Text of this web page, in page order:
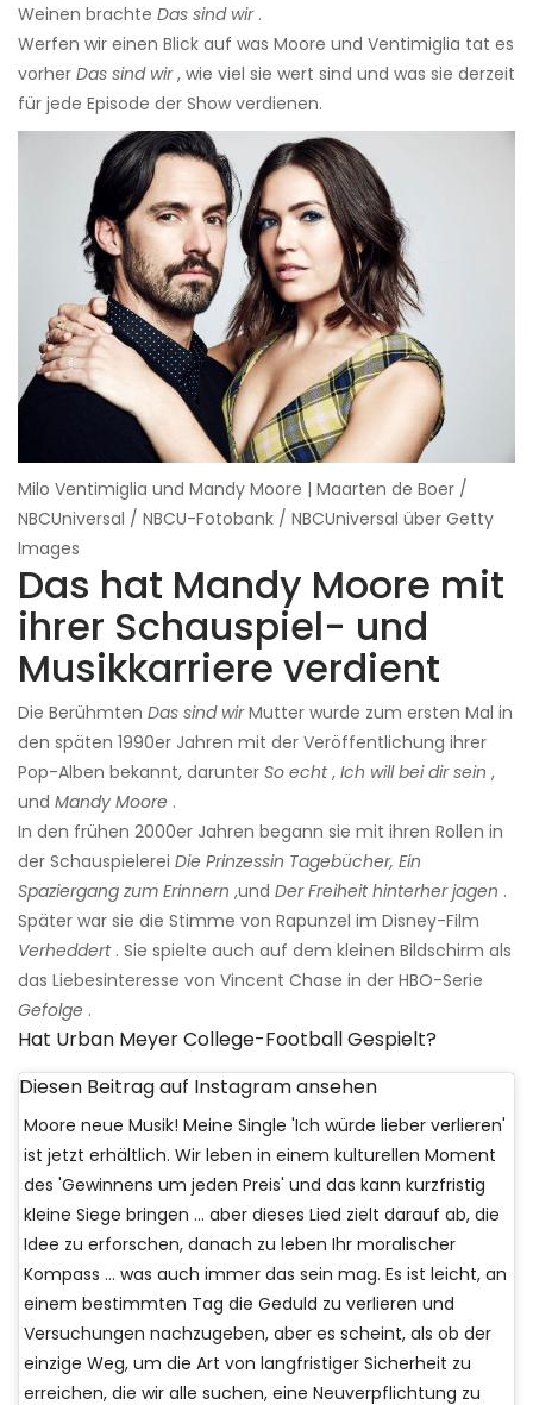
Weinen brachte Das sind wir.
Werfen wir einen Blick auf was Moore und Ventimiglia tat es
vorher Das sind wir, wie viel sie wert sind und was sie derzeit
für jede Episode der Show verdienen.
Milo Ventimiglia und Mandy Moore | Maarten de Boer /
NBCUniversal / NBCU-Fotobank / NBCUniversal über Getty
Images
Das hat Mandy Moore mit
ihrer Schauspiel- und
Musikkarriere verdient
Die Berühmten Das sind wirMutter wurde zum ersten Mal in
den späten 1990er Jahren mit der Veröffentlichung ihrer
Pop-Alben bekannt, darunter So echt, Ich will bei dir sein ,
und Mandy Moore .
In den frühen 2000er Jahren begann sie mit ihren Rollen in
der Schauspielerei Die Prinzessin Tagebücher, Ein
Spaziergang zum Erinnern ,und Der Freiheit hinterher jagen .
Später war sie die Stimme von Rapunzel im Disney-Film
Verheddert. Sie spielte auch auf dem kleinen Bildschirm als
das Liebesinteresse von Vincent Chase in der HBO-Serie
Gefolge .
Hat Urban Meyer College-Football Gespielt?
Diesen Beitrag auf Instagram ansehen
Moore neue Musik! Meine Single 'Ich würde lieber verlieren'
ist jetzt erhältlich. Wir leben in einem kulturellen Moment
des 'Gewinnens um jeden Preis' und das kann kurzfristig
kleine Siege bringen ... aber dieses Lied zielt darauf ab, die
Idee zu erforschen, danach zu leben Ihr moralischer
Kompass ... was auch immer das sein mag. Es ist leicht, an
einem bestimmten Tag die Geduld zu verlieren und
Versuchungen nachzugeben, aber es scheint, als ob der
einzige Weg, um die Art von langfristiger Sicherheit zu
erreichen, die wir alle suchen, eine Neuverpflichtung zu